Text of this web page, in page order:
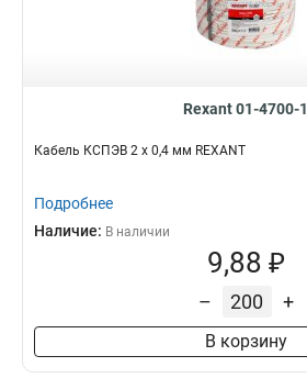
Rexant 01-4700-1
Кабель КСПЭВ 2 х 0,4 мм REXANT
Подробнее
Наличие: В наличии
9,88 ₽
– +
В корзину